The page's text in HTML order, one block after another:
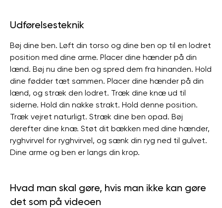
Udførelsesteknik
Bøj dine ben. Løft din torso og dine ben op til en lodret
position med dine arme. Placer dine hænder på din
lænd. Bøj nu dine ben og spred dem fra hinanden. Hold
dine fødder tæt sammen. Placer dine hænder på din
lænd, og stræk den lodret. Træk dine knæ ud til
siderne. Hold din nakke strakt. Hold denne position.
Træk vejret naturligt. Stræk dine ben opad. Bøj
derefter dine knæ. Støt dit bækken med dine hænder,
ryghvirvel for ryghvirvel, og sænk din ryg ned til gulvet.
Dine arme og ben er langs din krop.
Hvad man skal gøre, hvis man ikke kan gøre
det som på videoen